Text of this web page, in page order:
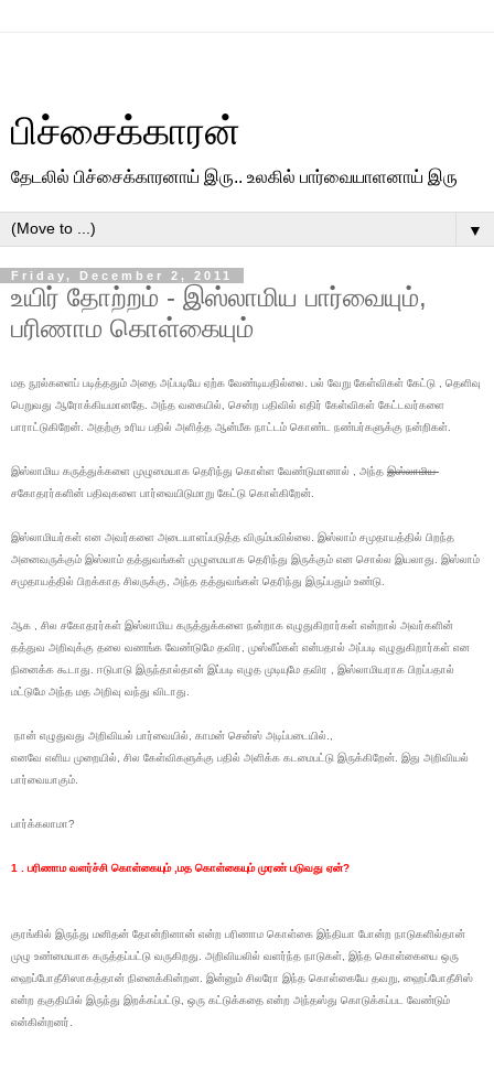
பிச்சைக்காரன்
தேடலில் பிச்சைக்காரனாய் இரு.. உலகில் பார்வையாளனாய் இரு
▼
Friday, December 2, 2011
உயிர் தோற்றம் - இஸ்லாமிய பார்வையும்,
பரிணாம கொள்கையும்
மத நூல்களைப் படித்ததும் அதை அப்படியே ஏற்க வேண்டியதில்லை. பல் வேறு கேள்விகள் கேட்டு , தெளிவு
பெறுவது ஆரோக்கியமானதே. அந்த வகையில், சென்ற பதிவில் எதிர் கேள்விகள் கேட்டவர்களை
பாராட்டுகிறேன். அதற்கு உரிய பதில் அளித்த ஆன்மீக நாட்டம் கொண்ட நண்பர்களுக்கு நன்றிகள்.
இஸ்லாமிய கருத்துக்களை முழுமையாக தெரிந்து கொள்ள வேண்டுமானால் , அந்த இஸ்லாமிய
சகோதரர்களின் பதிவுகளை பார்வையிடுமாறு கேட்டு கொள்கிறேன்.
இஸ்லாமியர்கள் என அவர்களை அடையாளப்படுத்த விரும்பவில்லை. இஸ்லாம் சமுதாயத்தில் பிறந்த
அனைவருக்கும் இஸ்லாம் தத்துவங்கள் முழுமையாக தெரிந்து இருக்கும் என சொல்ல இயலாது. இஸ்லாம்
சமுதாயத்தில் பிறக்காத சிலருக்கு, அந்த தத்துவங்கள் தெரிந்து இருப்பதும் உண்டு.
ஆக , சில சகோதரர்கள் இஸ்லாமிய கருத்துக்களை நன்றாக எழுதுகிறார்கள் என்றால் அவர்களின்
தத்துவ அறிவுக்கு தலை வணங்க வேண்டுமே தவிர, முஸ்லீம்கள் என்பதால் அப்படி எழுதுகிறார்கள் என
நினைக்க கூடாது. ஈடுபாடு இருந்தால்தான் இப்படி எழுத முடியுமே தவிர , இஸ்லாமியராக பிறப்பதால்
மட்டுமே அந்த மத அறிவு வந்து விடாது.
நான் எழுதுவது அறிவியல் பார்வையில், காமன் சென்ஸ் அடிப்படையில்.,
எனவே எளிய முறையில், சில கேள்விகளுக்கு பதில் அளிக்க கடமைபட்டு இருக்கிறேன். இது அறிவியல்
பார்வையாகும்.
பார்க்கலாமா?
1 . பரிணாம வளர்ச்சி கொள்கையும் ,மத கொள்கையும் முரண் படுவது ஏன்?
குரங்கில் இருந்து மனிதன் தோன்றினான் என்ற பரிணாம கொள்கை இந்தியா போன்ற நாடுகளில்தான்
முழு உண்மையாக கருத்தப்பட்டு வருகிறது. அறிவியலில் வளர்ந்த நாடுகள், இந்த கொள்கையை ஒரு
ஹைப்போதீசிஸாகத்தான் நினைக்கின்றன. இன்னும் சிலரோ இந்த கொள்கையே தவறு, ஹைப்போதீசிஸ்
என்ற தகுதியில் இருந்து இறக்கப்பட்டு, ஒரு கட்டுக்கதை என்ற அந்தஸ்து கொடுக்கப்பட வேண்டும்
என்கின்றனர்.